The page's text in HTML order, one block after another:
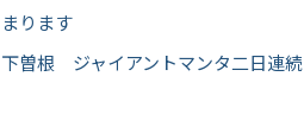
まります
下曽根 ジャイアントマンタ二日連続